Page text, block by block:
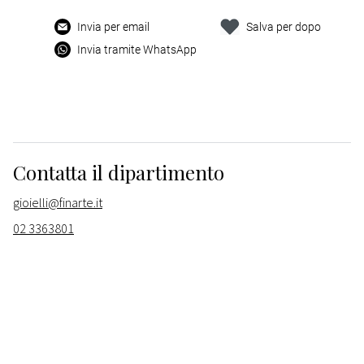
Invia per email
Invia tramite WhatsApp
Salva per dopo
Contatta il dipartimento
gioielli@finarte.it
02 3363801